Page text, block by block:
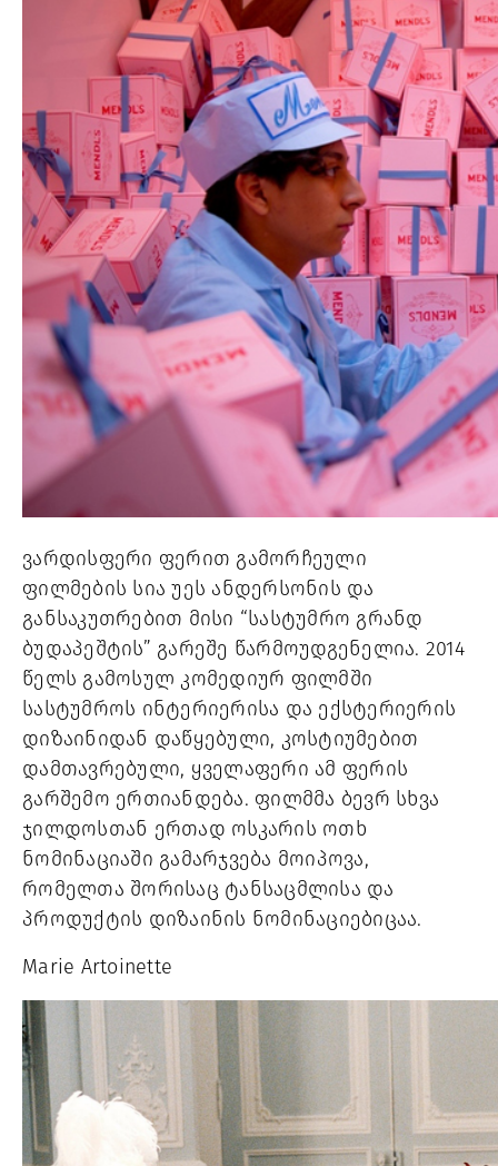
ვარდისფერი ფერით გამორჩეული
ფილმების სია უეს ანდერსონის და
განსაკუთრებით მისი “სასტუმრო გრანდ
ბუდაპეშტის” გარეშე წარმოუდგენელია. 2014
წელს გამოსულ კომედიურ ფილმში
სასტუმროს ინტერიერისა და ექსტერიერის
დიზაინიდან დაწყებული, კოსტიუმებით
დამთავრებული, ყველაფერი ამ ფერის
გარშემო ერთიანდება. ფილმმა ბევრ სხვა
ჯილდოსთან ერთად ოსკარის ოთხ
ნომინაციაში გამარჯვება მოიპოვა,
რომელთა შორისაც ტანსაცმლისა და
პროდუქტის დიზაინის ნომინაციებიცაა.
Marie Artoinette